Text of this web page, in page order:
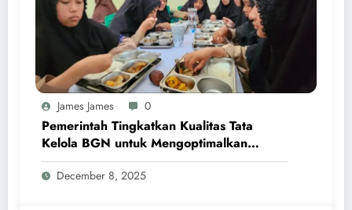
James James 0
Pemerintah Tingkatkan Kualitas Tata
Kelola BGN untuk Mengoptimalkan
Program MBG
December 8, 2025